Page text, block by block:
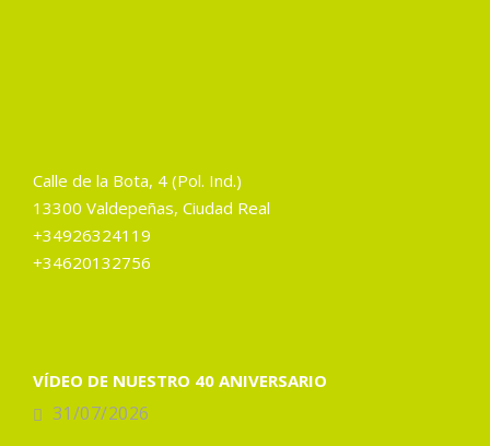
Calle de la Bota, 4 (Pol. Ind.)
13300 Valdepeñas, Ciudad Real
+34926324119
+34620132756
VÍDEO DE NUESTRO 40 ANIVERSARIO
31/07/2026